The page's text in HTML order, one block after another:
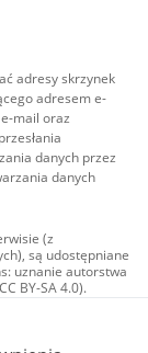
adresy skrzynek
adresem e-
mail oraz
danych przez
danych
(z
są udostępniane
uznanie autorstwa
BY-SA 4.0).
materiały
typu
użycie